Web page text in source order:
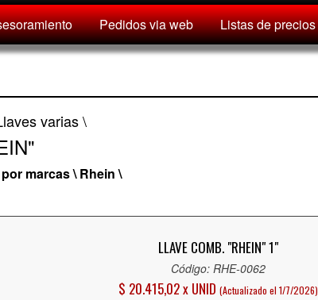
Pedidos via web Listas de precios
varias \
marcas \ Rhein \
LLAVE COMB. "RHEIN" 1"
Código: RHE-0062
$ 20.415,02 x UNID (Actualizado el 1/7/2026)